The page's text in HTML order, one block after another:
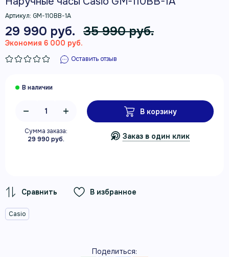
Артикул: GM-110BB-1A
29 990 руб. 35 990 руб.
Экономия 6 000 руб.
Оставить отзыв
Сумма заказа:
29 990 руб.
В корзину
Заказ в один клик
В избранное
Casio
Поделиться: